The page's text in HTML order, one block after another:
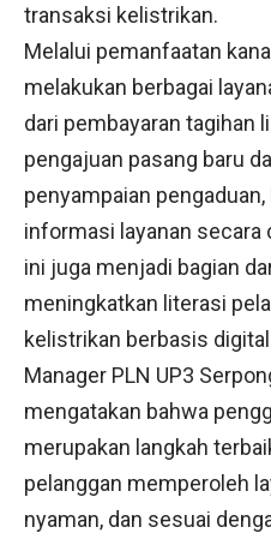
transaksi kelistrikan.
Melalui pemanfaatan
melakukan berbagai
dari pembayaran tagihan
pengajuan pasang baru
penyampaian
informasi layanan secara
ini juga menjadi bagian
meningkatkan literasi
kelistrikan berbasis
Manager PLN UP3
mengatakan bahwa
merupakan langkah
pelanggan memperoleh
nyaman, dan sesuai